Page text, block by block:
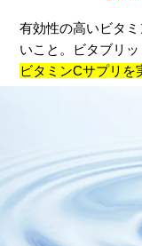
有効性の高いビタ
いこと。ビタブリ
ビタミンCサプリを